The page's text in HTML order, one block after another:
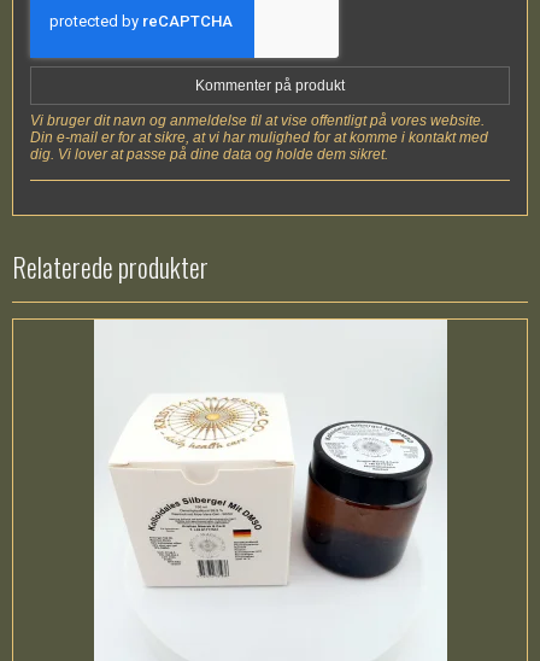
Kommenter på produkt
Vi bruger dit navn og anmeldelse til at vise offentligt på vores website.
Din e-mail er for at sikre, at vi har mulighed for at komme i kontakt med
dig. Vi lover at passe på dine data og holde dem sikret.
Relaterede produkter